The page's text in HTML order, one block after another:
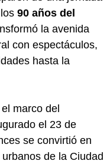
90 años del
la avenida
con espectáculos,
hasta la
marco del
el 23 de
se convirtió en
de la Ciudad